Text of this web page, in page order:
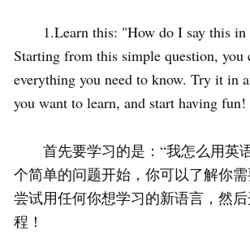
1.Learn this: "How do I say this in
Starting from this simple question, you
everything you need to know. Try it in
you want to learn, and start having fun!
首先要学习的是：“我怎么用英
个简单的问题开始，你可以了解你需
尝试用任何你想学习的新语言，然
程！